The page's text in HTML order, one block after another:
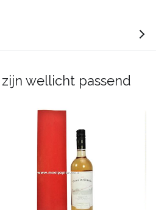
wellicht passend